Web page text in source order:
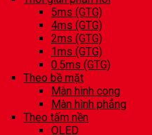
5ms (GTG)
4ms (GTG)
2ms (GTG)
1ms (GTG)
0.5ms (GTG)
Theo bề mặt
Màn hình cong
Màn hình phẳng
Theo tấm nền
OLED